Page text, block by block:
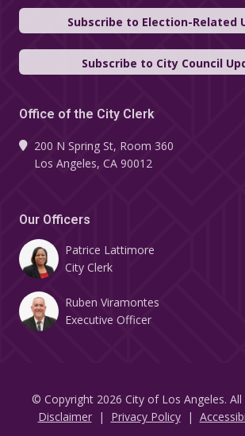
Subscribe to Election-Related
Subscribe to City Council
Office of the City Clerk
200 N Spring St, Room 360
Los Angeles, CA 90012
Our Officers
Patrice Lattimore
City Clerk
Ruben Viramontes
Executive Officer
© Copyright 2026 City of Los Angeles. All
FooterDisclaimer Privacy Policy